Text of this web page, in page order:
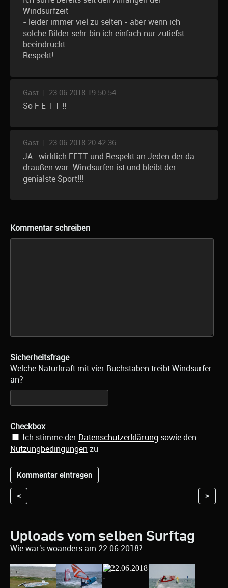
Windsurfzeit
- leider immer viel zu selten - aber wenn ich
solche Bilder sehr bin ich einfach nur zutiefst
beeindruckt.
Respekt!
Gast 23.06.2018 19:50:54
So F E T T !!
Gast 23.06.2018 20:42:36
JA...wirklich FETT und Respekt an Jeden der da
draußen war. Windsurfen ist und bleibt der
genialste Sport!!!
Kommentar schreiben
Sicherheitsfrage
Welche Naturkraft mit vier Buchstaben treibt Windsurfer
an?
Checkbox
Ich stimme der Datenschutzerklärung sowie den
Nutzungbedingungen zu
< >
Uploads vom selben Surftag
Wie war's woanders am 22.06.2018?